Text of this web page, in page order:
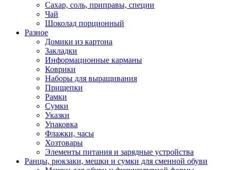
Сахар, соль, приправы, специи
Чай
Шоколад порционный
Разное
Домики из картона
Закладки
Информационные карманы
Коврики
Наборы для выращивания
Прищепки
Рамки
Сумки
Указки
Упаковка
Флажки, часы
Хозтовары
Элементы питания и зарядные устройства
Ранцы, рюкзаки, мешки и сумки для сменной обуви